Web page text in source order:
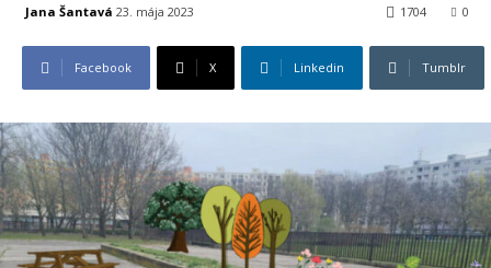
Jana Šantavá 23. mája 2023 0
1704
Facebook X Linkedin Tumblr